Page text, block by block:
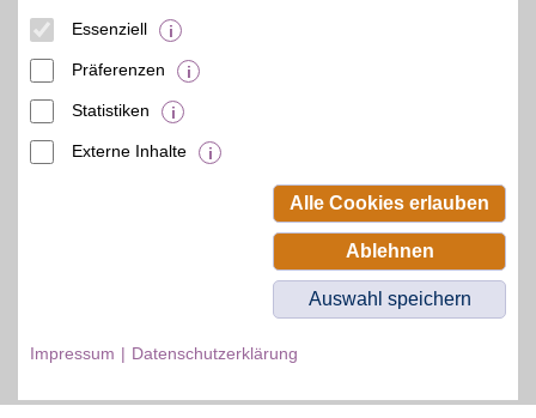
© BSW Verbraucher-Service
Beamten-Selbsthilfewerk GmbH.
Essenziell
Präferenzen
Statistiken
Externe Inhalte
Alle Cookies erlauben
Ablehnen
Auswahl speichern
Impressum Datenschutzerklärung